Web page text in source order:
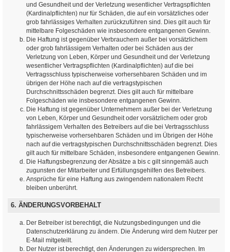
und Gesundheit und der Verletzung wesentlicher Vertragspflichten
(Kardinalpflichten) nur für Schäden, die auf ein vorsätzliches oder
grob fahrlässiges Verhalten zurückzuführen sind. Dies gilt auch für
mittelbare Folgeschäden wie insbesondere entgangenen Gewinn.
Die Haftung ist gegenüber Verbrauchern außer bei vorsätzlichem
oder grob fahrlässigem Verhalten oder bei Schäden aus der
Verletzung von Leben, Körper und Gesundheit und der Verletzung
wesentlicher Vertragspflichten (Kardinalpflichten) auf die bei
Vertragsschluss typischerweise vorhersehbaren Schäden und im
übrigen der Höhe nach auf die vertragstypischen
Durchschnittsschäden begrenzt. Dies gilt auch für mittelbare
Folgeschäden wie insbesondere entgangenen Gewinn.
Die Haftung ist gegenüber Unternehmern außer bei der Verletzung
von Leben, Körper und Gesundheit oder vorsätzlichem oder grob
fahrlässigem Verhalten des Betreibers auf die bei Vertragsschluss
typischerweise vorhersehbaren Schäden und im Übrigen der Höhe
nach auf die vertragstypischen Durchschnittsschäden begrenzt. Dies
gilt auch für mittelbare Schäden, insbesondere entgangenen Gewinn.
Die Haftungsbegrenzung der Absätze a bis c gilt sinngemäß auch
zugunsten der Mitarbeiter und Erfüllungsgehilfen des Betreibers.
Ansprüche für eine Haftung aus zwingendem nationalem Recht
bleiben unberührt.
6. ÄNDERUNGSVORBEHALT
Der Betreiber ist berechtigt, die Nutzungsbedingungen und die
Datenschutzerklärung zu ändern. Die Änderung wird dem Nutzer per
E-Mail mitgeteilt.
Der Nutzer ist berechtigt, den Änderungen zu widersprechen. Im